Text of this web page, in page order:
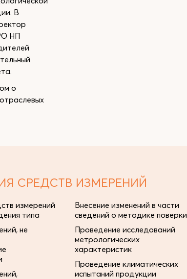
В
НП
о
СРЕДСТВ ИЗМЕРЕНИЙ
измерений
типа
не
Внесение изменений в части
сведений о методике поверки
Проведение исследований
метрологических
характеристик
Проведение климатических
испытаний продукции